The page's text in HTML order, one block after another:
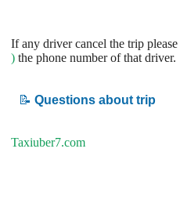
If any driver cancel the trip please
) the phone number of that driver.
📝 Questions about trip
Taxiuber7.com